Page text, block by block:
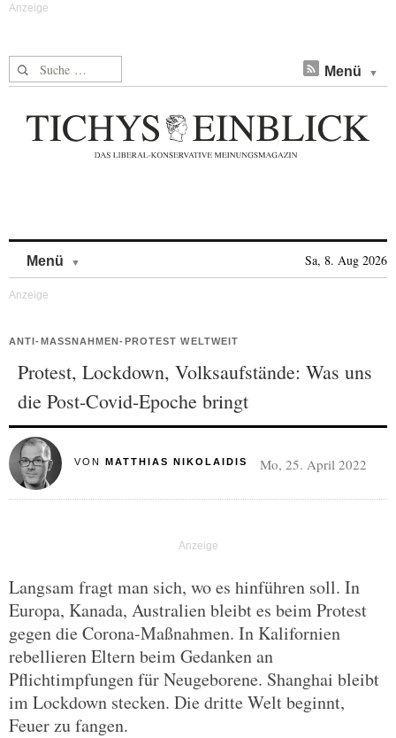
Suche nach: Menü
Menü Sa, 8. Aug 2026
ANTI-MASSNAHMEN-PROTEST WELTWEIT
Protest, Lockdown, Volksaufstände: Was uns
die Post-Covid-Epoche bringt
VON MATTHIAS NIKOLAIDIS Mo, 25. April 2022
Langsam fragt man sich, wo es hinführen soll. In
Europa, Kanada, Australien bleibt es beim Protest
gegen die Corona-Maßnahmen. In Kalifornien
rebellieren Eltern beim Gedanken an
Pflichtimpfungen für Neugeborene. Shanghai bleibt
im Lockdown stecken. Die dritte Welt beginnt,
Feuer zu fangen.